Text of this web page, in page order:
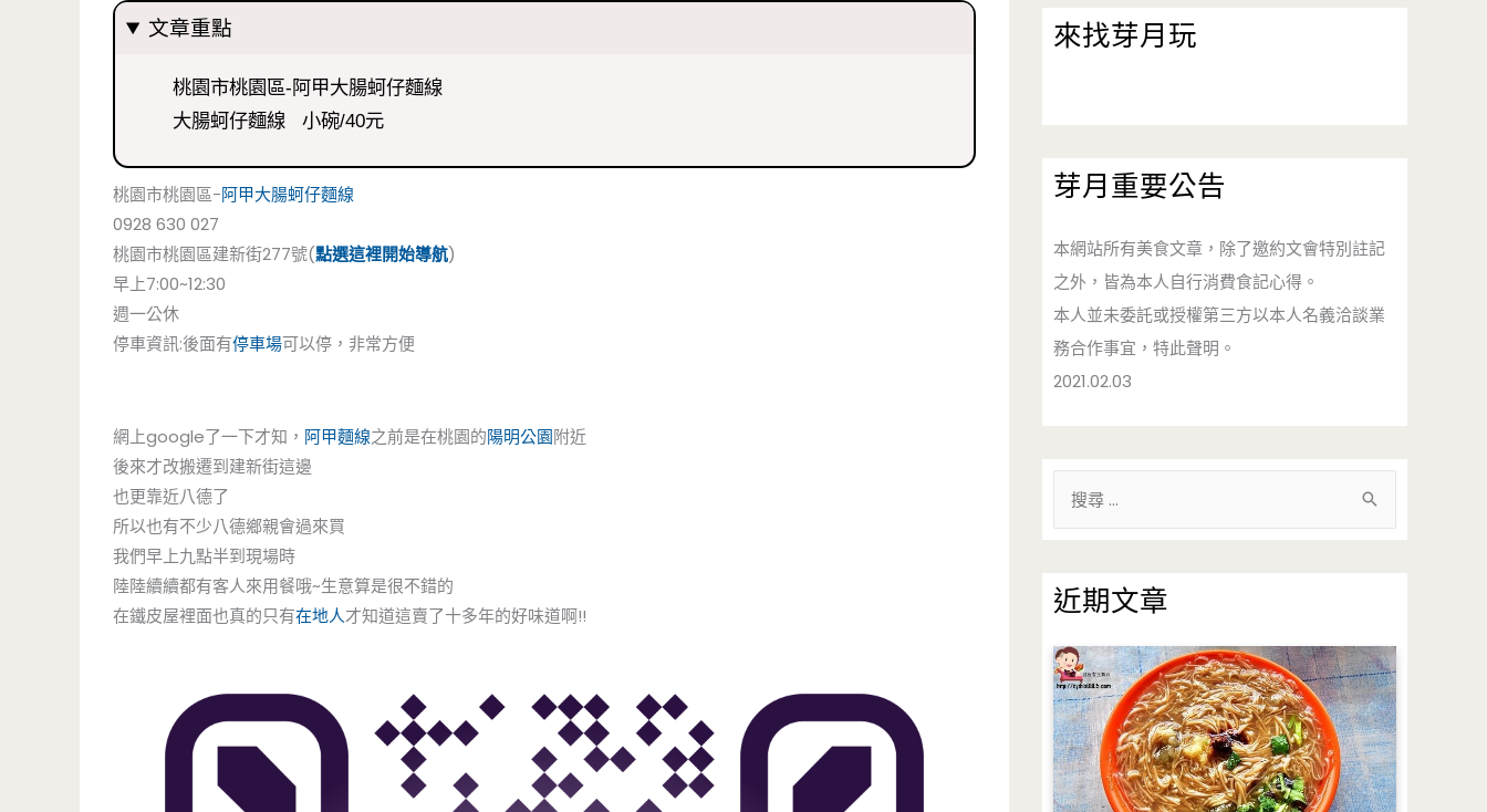
文章重點
桃園市桃園區-阿甲大腸蚵仔麵線
大腸蚵仔麵線 小碗/40元
桃園市桃園區-阿甲大腸蚵仔麵線
0928 630 027
桃園市桃園區建新街277號(點選這裡開始導航)
早上7:00~12:30
週一公休
停車資訊:後面有停車場可以停，非常方便
網上google了一下才知， 阿甲麵線之前是在桃園的陽明公園附近
後來才改搬遷到建新街這邊
也更靠近八德了
所以也有不少八德鄉親會過來買
我們早上九點半到現場時
陸陸續續都有客人來用餐哦~生意算是很不錯的
在鐵皮屋裡面也真的只有在地人才知道這賣了十多年的好味道啊!!
來找芽月玩
芽月重要公告
本網站所有美食文章，除了邀約文會特別註記
之外，皆為本人自行消費食記心得。
本人並未委託或授權第三方以本人名義洽談業
務合作事宜，特此聲明。
2021.02.03
鍵
字
:
近期文章